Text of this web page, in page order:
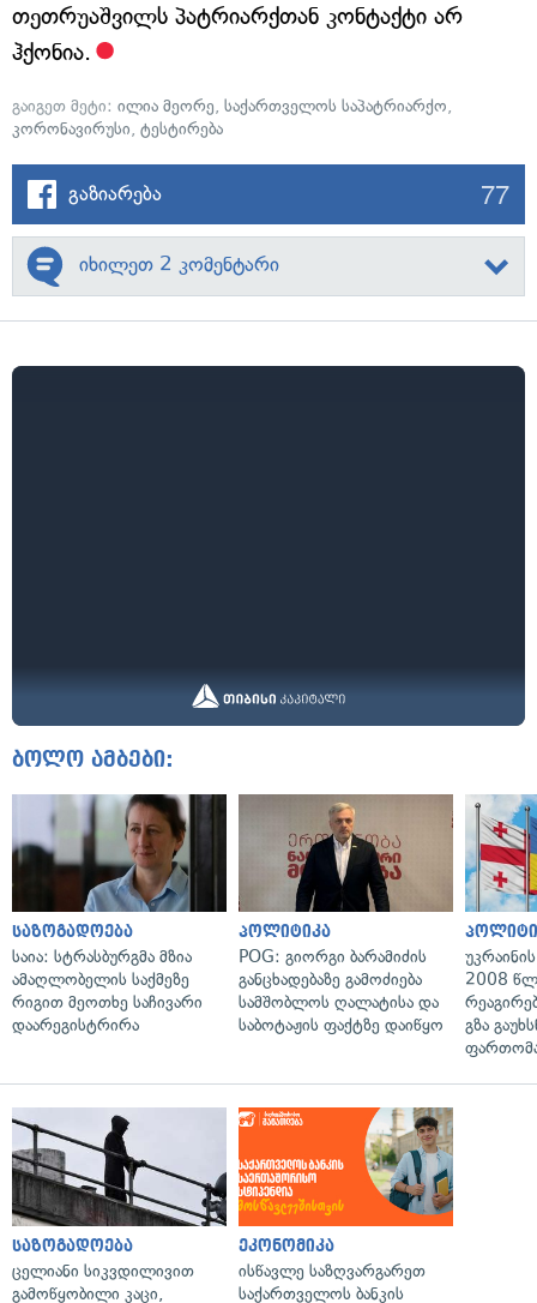
თეთრუაშვილს პატრიარქთან კონტაქტი არ
ჰქონია.
გაიგეთ მეტი: ილია მეორე, საქართველოს საპატრიარქო,
კორონავირუსი, ტესტირება
გაზიარება 77
იხილეთ 2 კომენტარი
ბოლო ამბები:
საზოგადოება
საია: სტრასბურგმა მზია
ამაღლობელის საქმეზე
რიგით მეოთხე საჩივარი
დაარეგისტრირა
პოლიტიკა
POG: გიორგი ბარამიძის
განცხადებაზე გამოძიება
სამშობლოს ღალატისა და
საბოტაჟის ფაქტზე დაიწყო
2008
გზა
საზოგადოება
ცელიანი სიკვდილივით
გამოწყობილი კაცი,
ეკონომიკა
ისწავლე საზღვარგარეთ
საქართველოს ბანკის